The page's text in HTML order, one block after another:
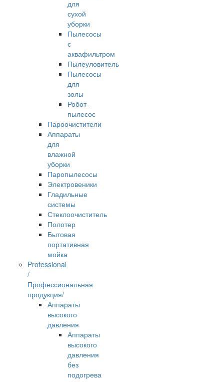
для
сухой
уборки
Пылесосы
с
аквафильтром
Пылеуловитель
Пылесосы
для
золы
Робот-
пылесос
Пароочистители
Аппараты
для
влажной
уборки
Паропылесосы
Электровеники
Гладильные
системы
Стеклоочиститель
Полотер
Бытовая
портативная
мойка
Professional
/
Профессиональная
продукция/
Аппараты
высокого
давления
Аппараты
высокого
давления
без
подогрева